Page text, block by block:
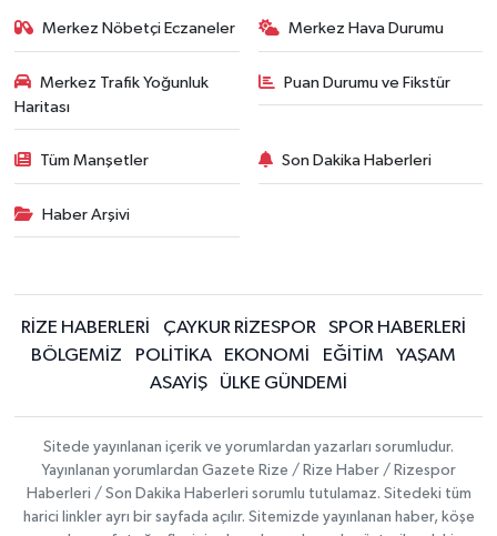
Merkez Nöbetçi Eczaneler Merkez Hava Durumu
Merkez Trafik Yoğunluk
Haritası
Puan Durumu ve Fikstür
Tüm Manşetler Son Dakika Haberleri
Haber Arşivi
RİZE HABERLERİ ÇAYKUR RİZESPOR
SPOR HABERLERİ
BÖLGEMİZ
POLİTİKA EKONOMİ EĞİTİM
YAŞAM
ASAYİŞ
ÜLKE GÜNDEMİ
Sitede yayınlanan içerik ve yorumlardan yazarları sorumludur.
Yayınlanan yorumlardan Gazete Rize / Rize Haber / Rizespor
Haberleri / Son Dakika Haberleri sorumlu tutulamaz. Sitedeki tüm
harici linkler ayrı bir sayfada açılır. Sitemizde yayınlanan haber, köşe